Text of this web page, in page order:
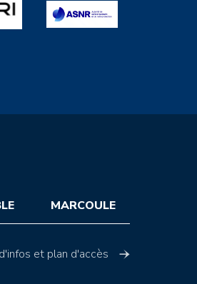
MARCOULE
et plan d'accès